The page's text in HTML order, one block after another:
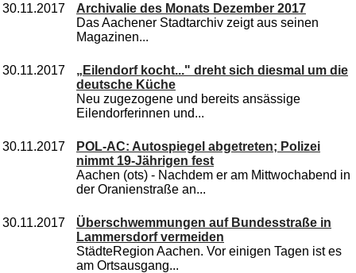
30.11.2017
Archivalie des Monats Dezember 2017
Das Aachener Stadtarchiv zeigt aus seinen
Magazinen...
30.11.2017
„Eilendorf kocht..." dreht sich diesmal um die
deutsche Küche
Neu zugezogene und bereits ansässige
Eilendorferinnen und...
30.11.2017
POL-AC: Autospiegel abgetreten; Polizei
nimmt 19-Jährigen fest
Aachen (ots) - Nachdem er am Mittwochabend in
der Oranienstraße an...
30.11.2017
Überschwemmungen auf Bundesstraße in
Lammersdorf vermeiden
StädteRegion Aachen. Vor einigen Tagen ist es
am Ortsausgang...